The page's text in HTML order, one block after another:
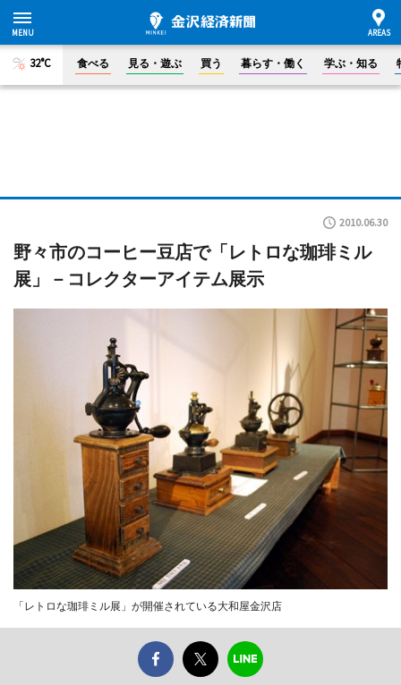
32°C 食べる 見る・遊ぶ 買う 暮らす・働く 学ぶ・知る
2010.06.30
野々市のコーヒー豆店で「レトロな珈琲ミル
展」－コレクターアイテム展示
「レトロな珈琲ミル展」が開催されている大和屋金沢店